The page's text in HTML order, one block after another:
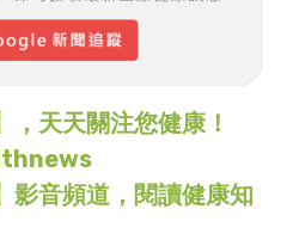
，天天關注您健康！
影音頻道，閱讀健康知